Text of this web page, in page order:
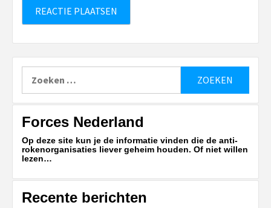
naar:
Forces Nederland
Op deze site kun je de informatie vinden die de anti-
rokenorganisaties liever geheim houden. Of niet willen
lezen…
Recente berichten